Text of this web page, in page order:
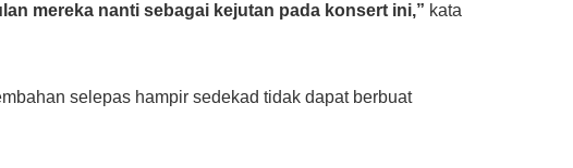
mereka nanti sebagai kejutan pada konsert ini,” kata
selepas hampir sedekad tidak dapat berbuat